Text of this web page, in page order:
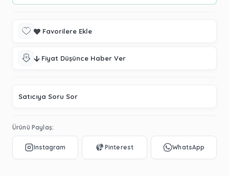
Favorilere Ekle
Fiyat Düşünce Haber Ver
Satıcıya Soru Sor
Ürünü Paylaş: